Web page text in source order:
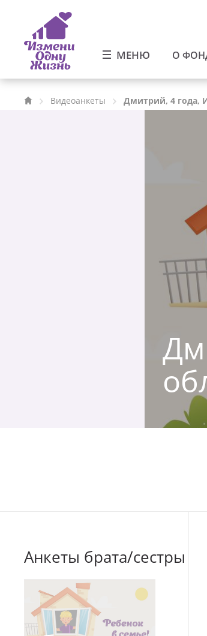
МЕНЮ О
Видеоанкеты Дмитрий, 4 года,
Анкеты брата/сестры